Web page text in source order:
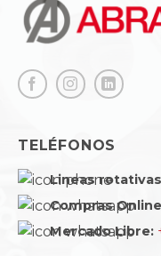
TELÉFONOS
Lineas
Compras
Mercado Libre: